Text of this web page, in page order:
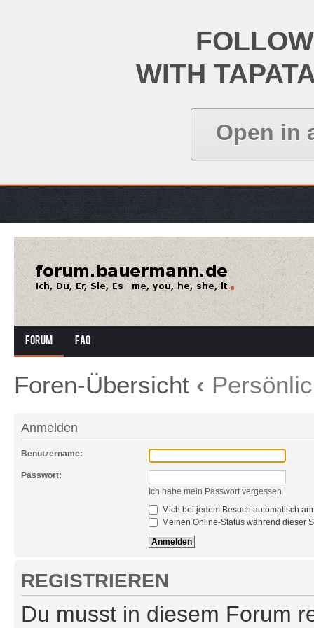
WITH
Open in
Forum FAQ
Foren-Übersicht ‹
Anmelden
Benutzername:
Passwort:
Ich habe mein Passwort vergessen
Mich bei jedem Besuch automatisch
Meinen Online-Status während dieser
REGISTRIEREN
Du musst in diesem Forum